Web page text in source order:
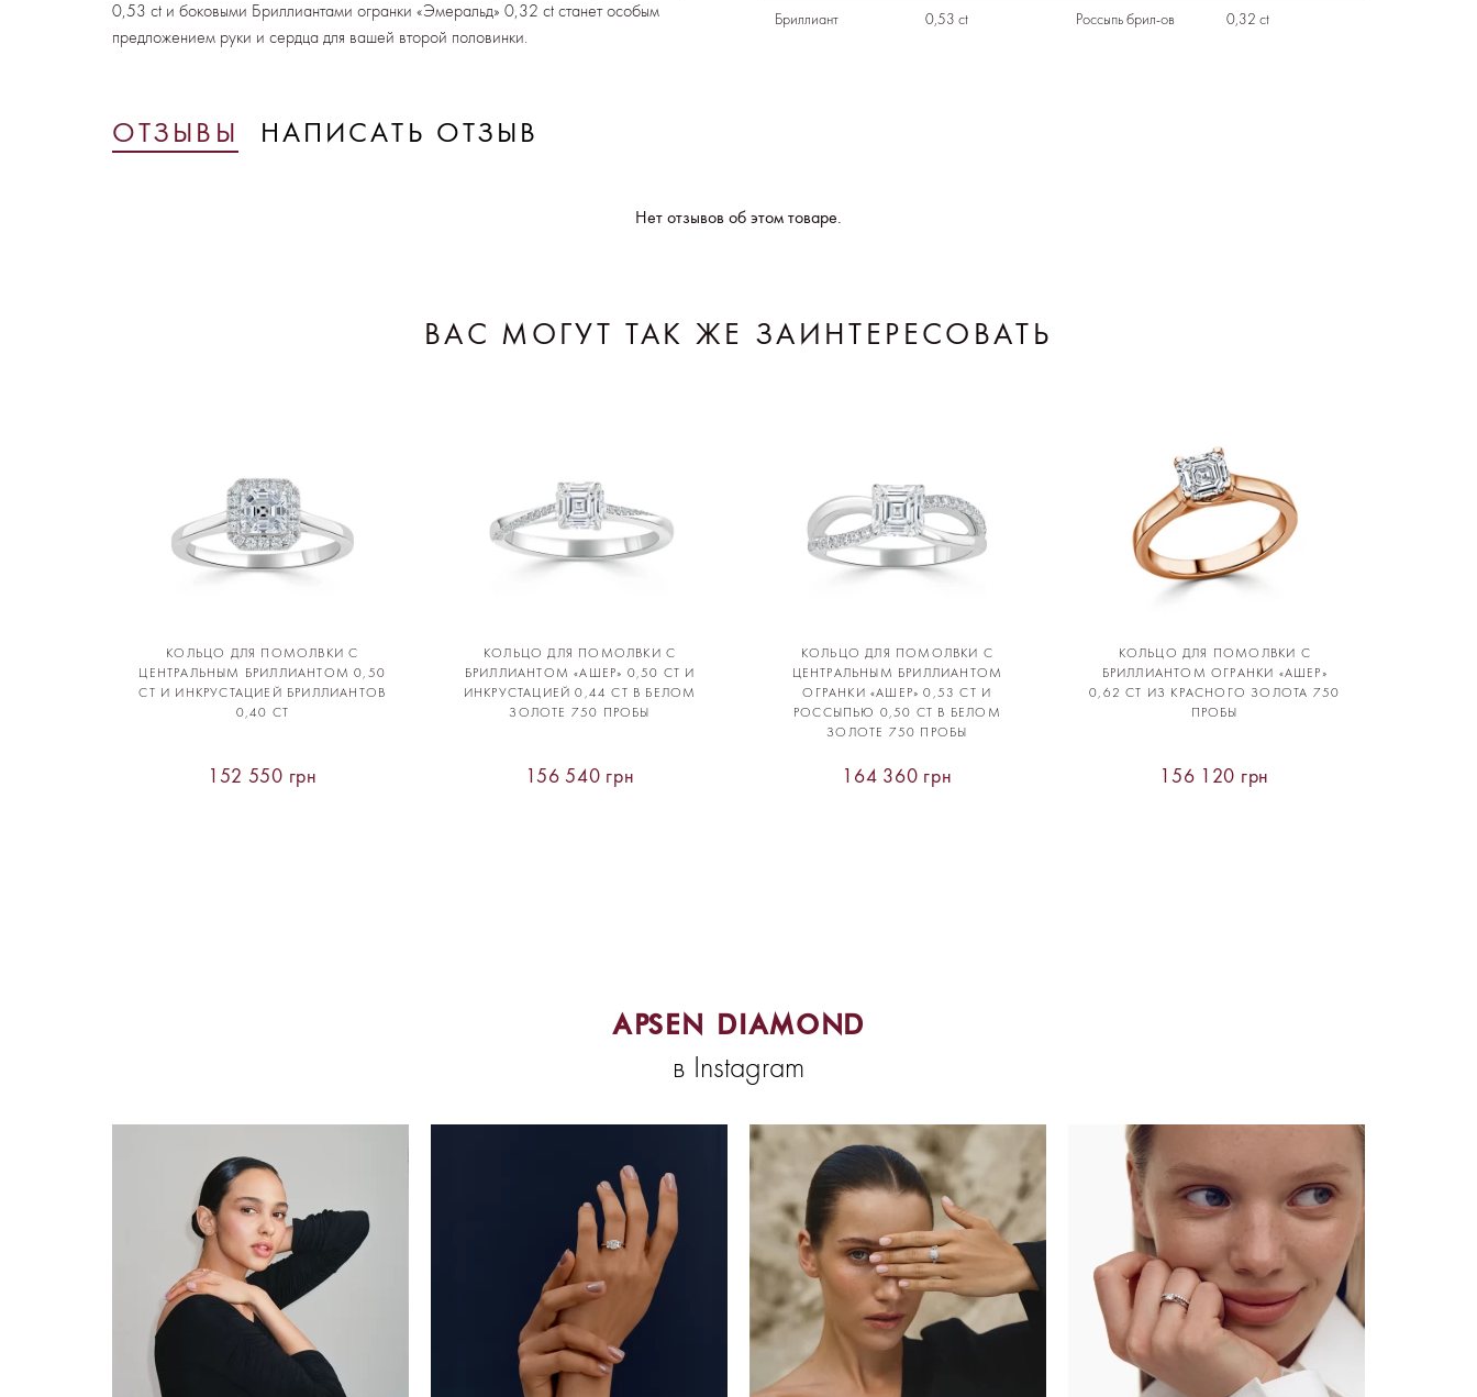
0,53 ct и боковыми Бриллиантами огранки «Эмеральд» 0,32 ct станет особым
предложением руки и сердца для вашей второй половинки.
Бриллиант 0,53 ct Россыпь брил-ов 0,32 ct
ОТЗЫВЫ НАПИСАТЬ ОТЗЫВ
Нет отзывов об этом товаре.
ВАС МОГУТ ТАК ЖЕ ЗАИНТЕРЕСОВАТЬ
КОЛЬЦО ДЛЯ ПОМОЛВКИ С
ЦЕНТРАЛЬНЫМ БРИЛЛИАНТОМ 0,50
CT И ИНКРУСТАЦИЕЙ БРИЛЛИАНТОВ
0,40 CT
152 550 грн
КОЛЬЦО ДЛЯ ПОМОЛВКИ С
БРИЛЛИАНТОМ «АШЕР» 0,50 CT И
ИНКРУСТАЦИЕЙ 0,44 CT В БЕЛОМ
ЗОЛОТЕ 750 ПРОБЫ
156 540 грн
КОЛЬЦО ДЛЯ ПОМОЛВКИ С
ЦЕНТРАЛЬНЫМ БРИЛЛИАНТОМ
ОГРАНКИ «АШЕР» 0,53 CT И
РОССЫПЬЮ 0,50 CT В БЕЛОМ
ЗОЛОТЕ 750 ПРОБЫ
164 360 грн
КОЛЬЦО ДЛЯ ПОМОЛВКИ С
БРИЛЛИАНТОМ ОГРАНКИ «АШЕР»
0,62 CT ИЗ КРАСНОГО ЗОЛОТА 750
ПРОБЫ
156 120 грн
APSEN DIAMOND
в Instagram